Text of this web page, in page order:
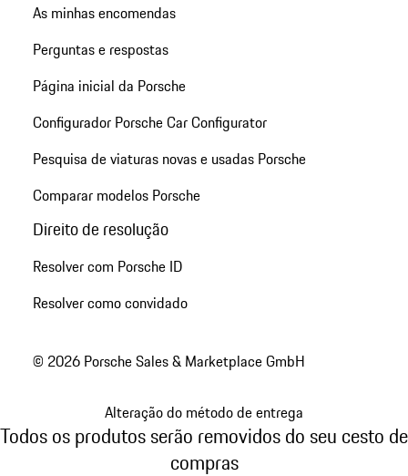
As minhas encomendas
Perguntas e respostas
Página inicial da Porsche
Configurador Porsche Car Configurator
Pesquisa de viaturas novas e usadas Porsche
Comparar modelos Porsche
Direito de resolução
Resolver com Porsche ID
Resolver como convidado
© 2026 Porsche Sales & Marketplace GmbH
Alteração do método de entrega
Todos os produtos serão removidos do seu cesto de
compras